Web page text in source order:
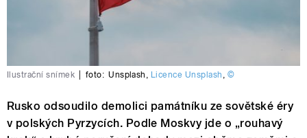
Ilustrační snímek foto: Unsplash , Licence Unsplash , ©
Rusko odsoudilo demolici památníku ze sovětské éry
v polských Pyrzycích. Podle Moskvy jde o „rouhavý